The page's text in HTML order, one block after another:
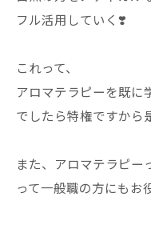
フル活用していく❣️
これって、
アロマテラピーを既に
でしたら特権ですから
また、アロマテラピー
って一般職の方にもお